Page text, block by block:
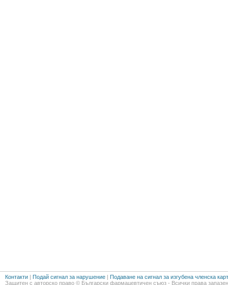
Контакти | Подай сигнал за нарушение | Подаване на сигнал за изгубена членска
Защитен с авторско право © Български фармацевтичен съюз - Всички права